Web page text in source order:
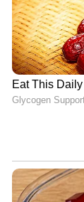
ലളിതും
ഹൈക്കോടതി
'ക്ഷേത്രങ്ങൾ
സ്വത്തുക്കൾ
മൽഹോത്രയുടെ